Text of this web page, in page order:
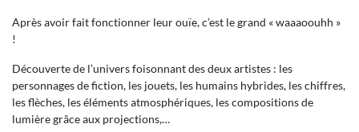
Après avoir fait fonctionner leur ouïe, c’est le grand « waaaoouhh »
!
Découverte de l’univers foisonnant des deux artistes : les
personnages de fiction, les jouets, les humains hybrides, les chiffres,
les flèches, les éléments atmosphériques, les compositions de
lumière grâce aux projections,…